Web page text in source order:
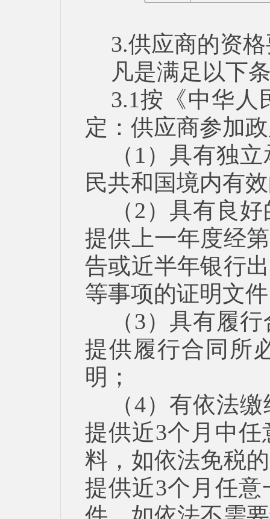
3.供应商的资
凡是满足以下
3.1按《中华
定：供应商参加
（1）具有独
民共和国境内有
（2）具有良
提供上一年度经
告或近半年银行
等事项的证明文
（3）具有履
提供履行合同所
明；
（4）有依法
提供近3个月中
料，如依法免税
提供近3个月任